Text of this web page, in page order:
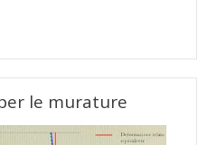
le murature